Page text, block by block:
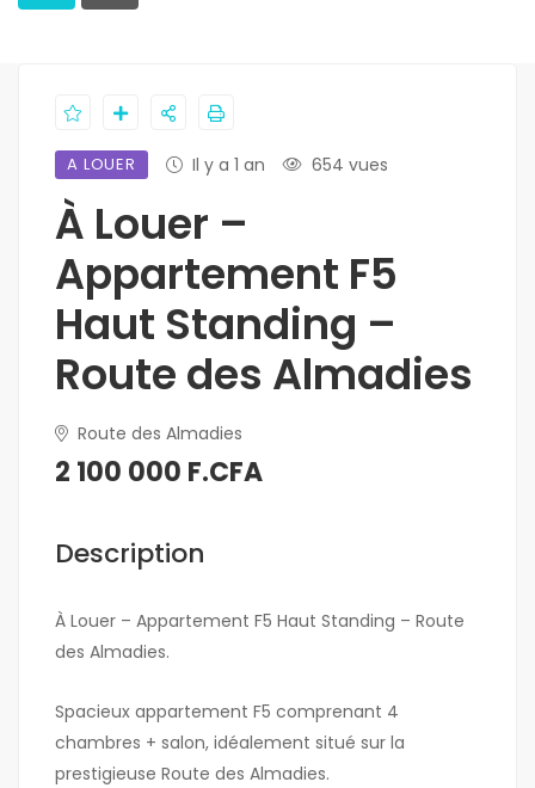
A LOUER Il y a 1 an 654 vues
À Louer –
Appartement F5
Haut Standing –
Route des Almadies
Route des Almadies
2 100 000 F.CFA
Description
À Louer – Appartement F5 Haut Standing – Route
des Almadies.
Spacieux appartement F5 comprenant 4
chambres + salon, idéalement situé sur la
prestigieuse Route des Almadies.